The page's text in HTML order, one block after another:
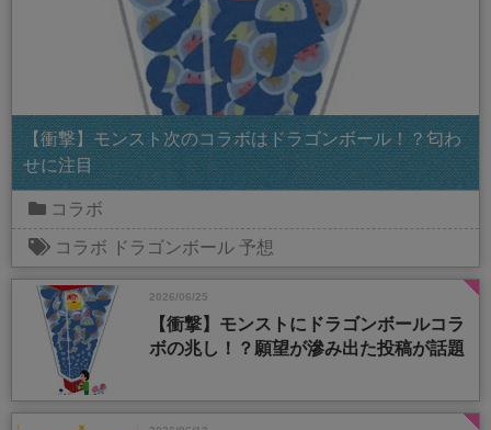
【衝撃】モンスト次のコラボはドラゴンボール！？匂わ
せに注目
コラボ
コラボ ドラゴンボール 予想
2026/06/25
【衝撃】モンストにドラゴンボールコラ
ボの兆し！？願望が滲み出た投稿が話題